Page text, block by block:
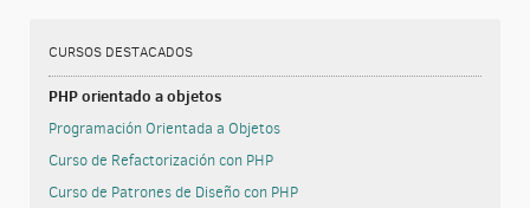
CURSOS DESTACADOS
PHP orientado a objetos
Programación Orientada a Objetos
Curso de Refactorización con PHP
Curso de Patrones de Diseño con PHP